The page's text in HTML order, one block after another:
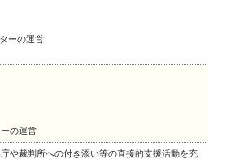
ーの運営
の運営
や裁判所への付き添い等の直接的支援活動を充